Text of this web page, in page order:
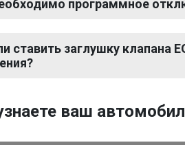
программное
ставить заглушку клапана
ваш